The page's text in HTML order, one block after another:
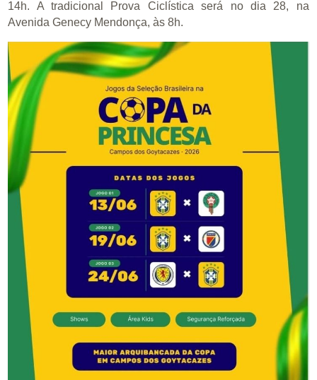
14h. A tradicional Prova Ciclística será no dia 28, na
Avenida Genecy Mendonça, às 8h.